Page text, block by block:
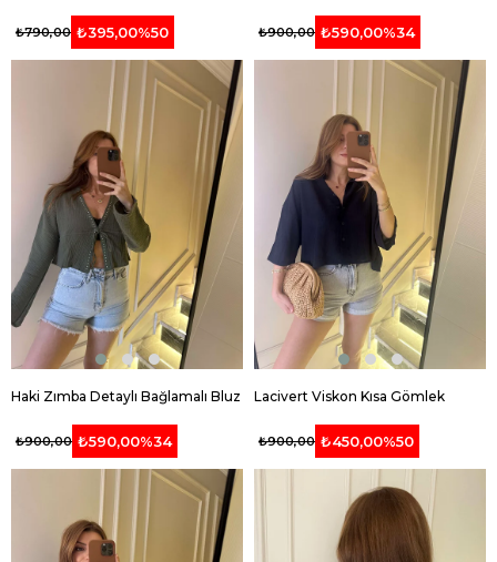
₺395,00%50
₺790,00 ₺590,00%34
₺900,00
Haki Zımba Detaylı Bağlamalı Bluz
₺590,00%34
₺900,00
Lacivert Viskon Kısa Gömlek
₺450,00%50
₺900,00